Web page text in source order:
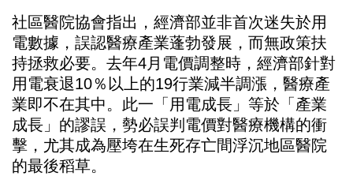
社區醫院協會指出，經濟部並非首次迷失於用
電數據，誤認醫療產業蓬勃發展，而無政策扶
持拯救必要。去年4月電價調整時，經濟部針對
用電衰退10％以上的19行業減半調漲，醫療產
業即不在其中。此一「用電成長」等於「產業
成長」的謬誤，勢必誤判電價對醫療機構的衝
擊，尤其成為壓垮在生死存亡間浮沉地區醫院
的最後稻草。